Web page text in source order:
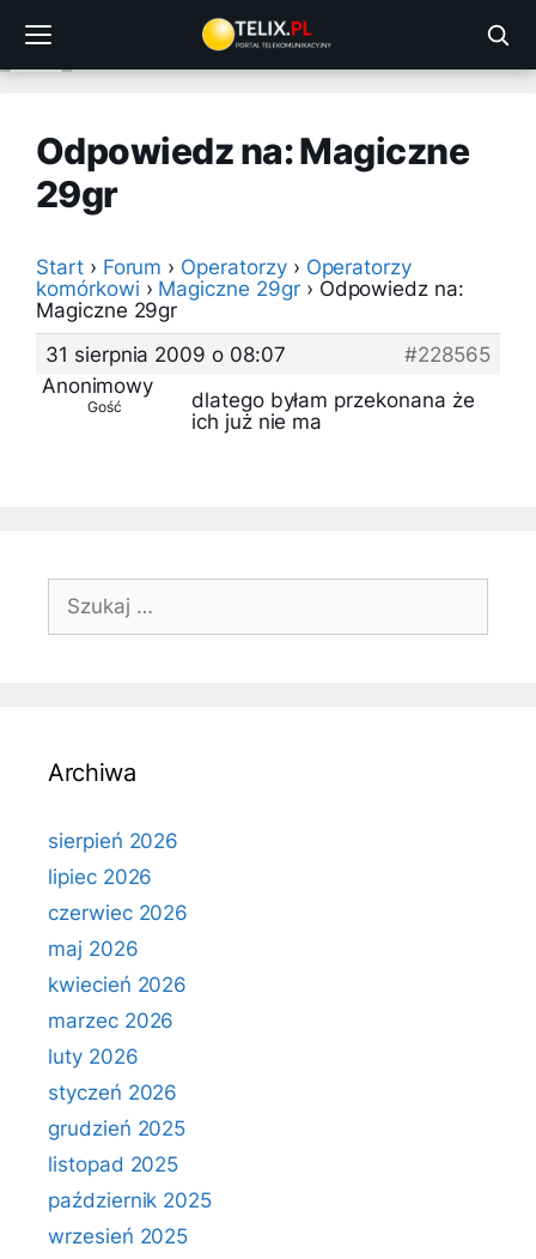
treści
Odpowiedz na: Magiczne
29gr
Start › Forum › Operatorzy › Operatorzy
komórkowi › Magiczne 29gr › Odpowiedz na:
Magiczne 29gr
31 sierpnia 2009 o 08:07
#228565
Anonimowy
Gość
dlatego byłam przekonana że
ich już nie ma
Szukaj:
Archiwa
sierpień 2026
lipiec 2026
czerwiec 2026
maj 2026
kwiecień 2026
marzec 2026
luty 2026
styczeń 2026
grudzień 2025
listopad 2025
październik 2025
wrzesień 2025